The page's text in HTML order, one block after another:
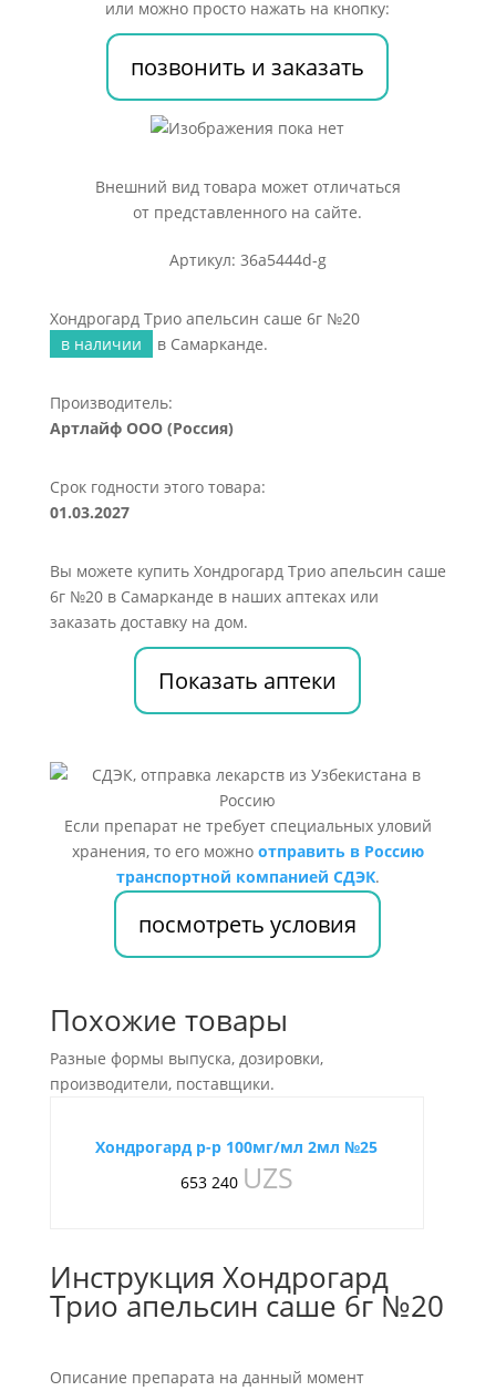
или можно просто нажать на кнопку:
позвонить и заказать
Внешний вид товара может отличаться
от представленного на сайте.
Артикул: 36a5444d-g
Хондрогард Трио апельсин саше 6г №20
в наличии
в Самарканде.
Производитель:
Артлайф ООО (Россия)
Срок годности этого товара:
01.03.2027
Вы можете купить Хондрогард Трио апельсин саше
6г №20 в Самарканде в наших аптеках или
заказать доставку на дом.
Показать аптеки
Если препарат не требует специальных уловий
хранения, то его можно отправить в Россию
транспортной компанией СДЭК.
посмотреть условия
Похожие товары
Разные формы выпуска, дозировки,
производители, поставщики.
Хондрогард р-р 100мг/мл 2мл №25
653 240 UZS
Инструкция Хондрогард
Трио апельсин саше 6г №20
Описание препарата на данный момент